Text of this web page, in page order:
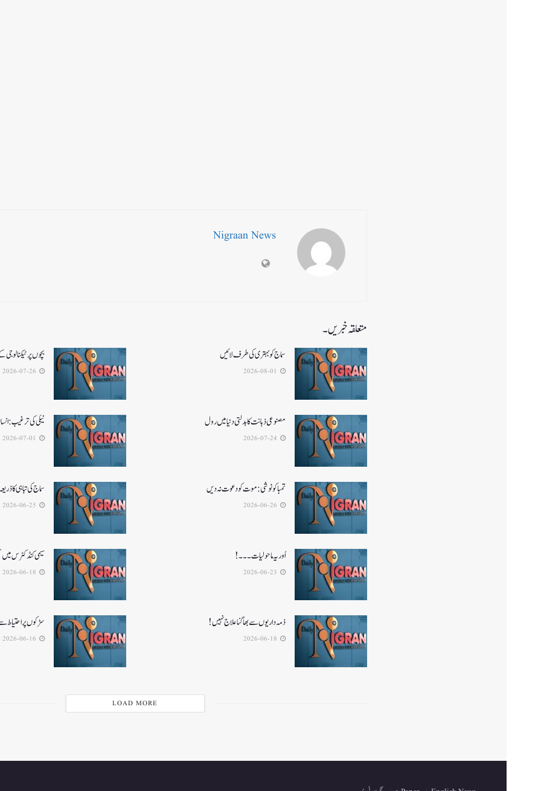
Nigraan News
متعلقہ خبریں۔
سماج کو بہتری کی طرف لائیں بچوں پر
مصنوعی ذہانت کا بدلتی دنیا میں رول نیکی کی ترغیب:
تمباکو نوشی: موت کو دعوت نہ دیں سماج کی تباہی کا
اُور یہ ماحولیات۔۔۔! سیمی کنڈکٹرس میں
ذمہ داریوں سے بھاگنا علاج نہیں! سڑکوں پر احتیاط
LOAD MORE